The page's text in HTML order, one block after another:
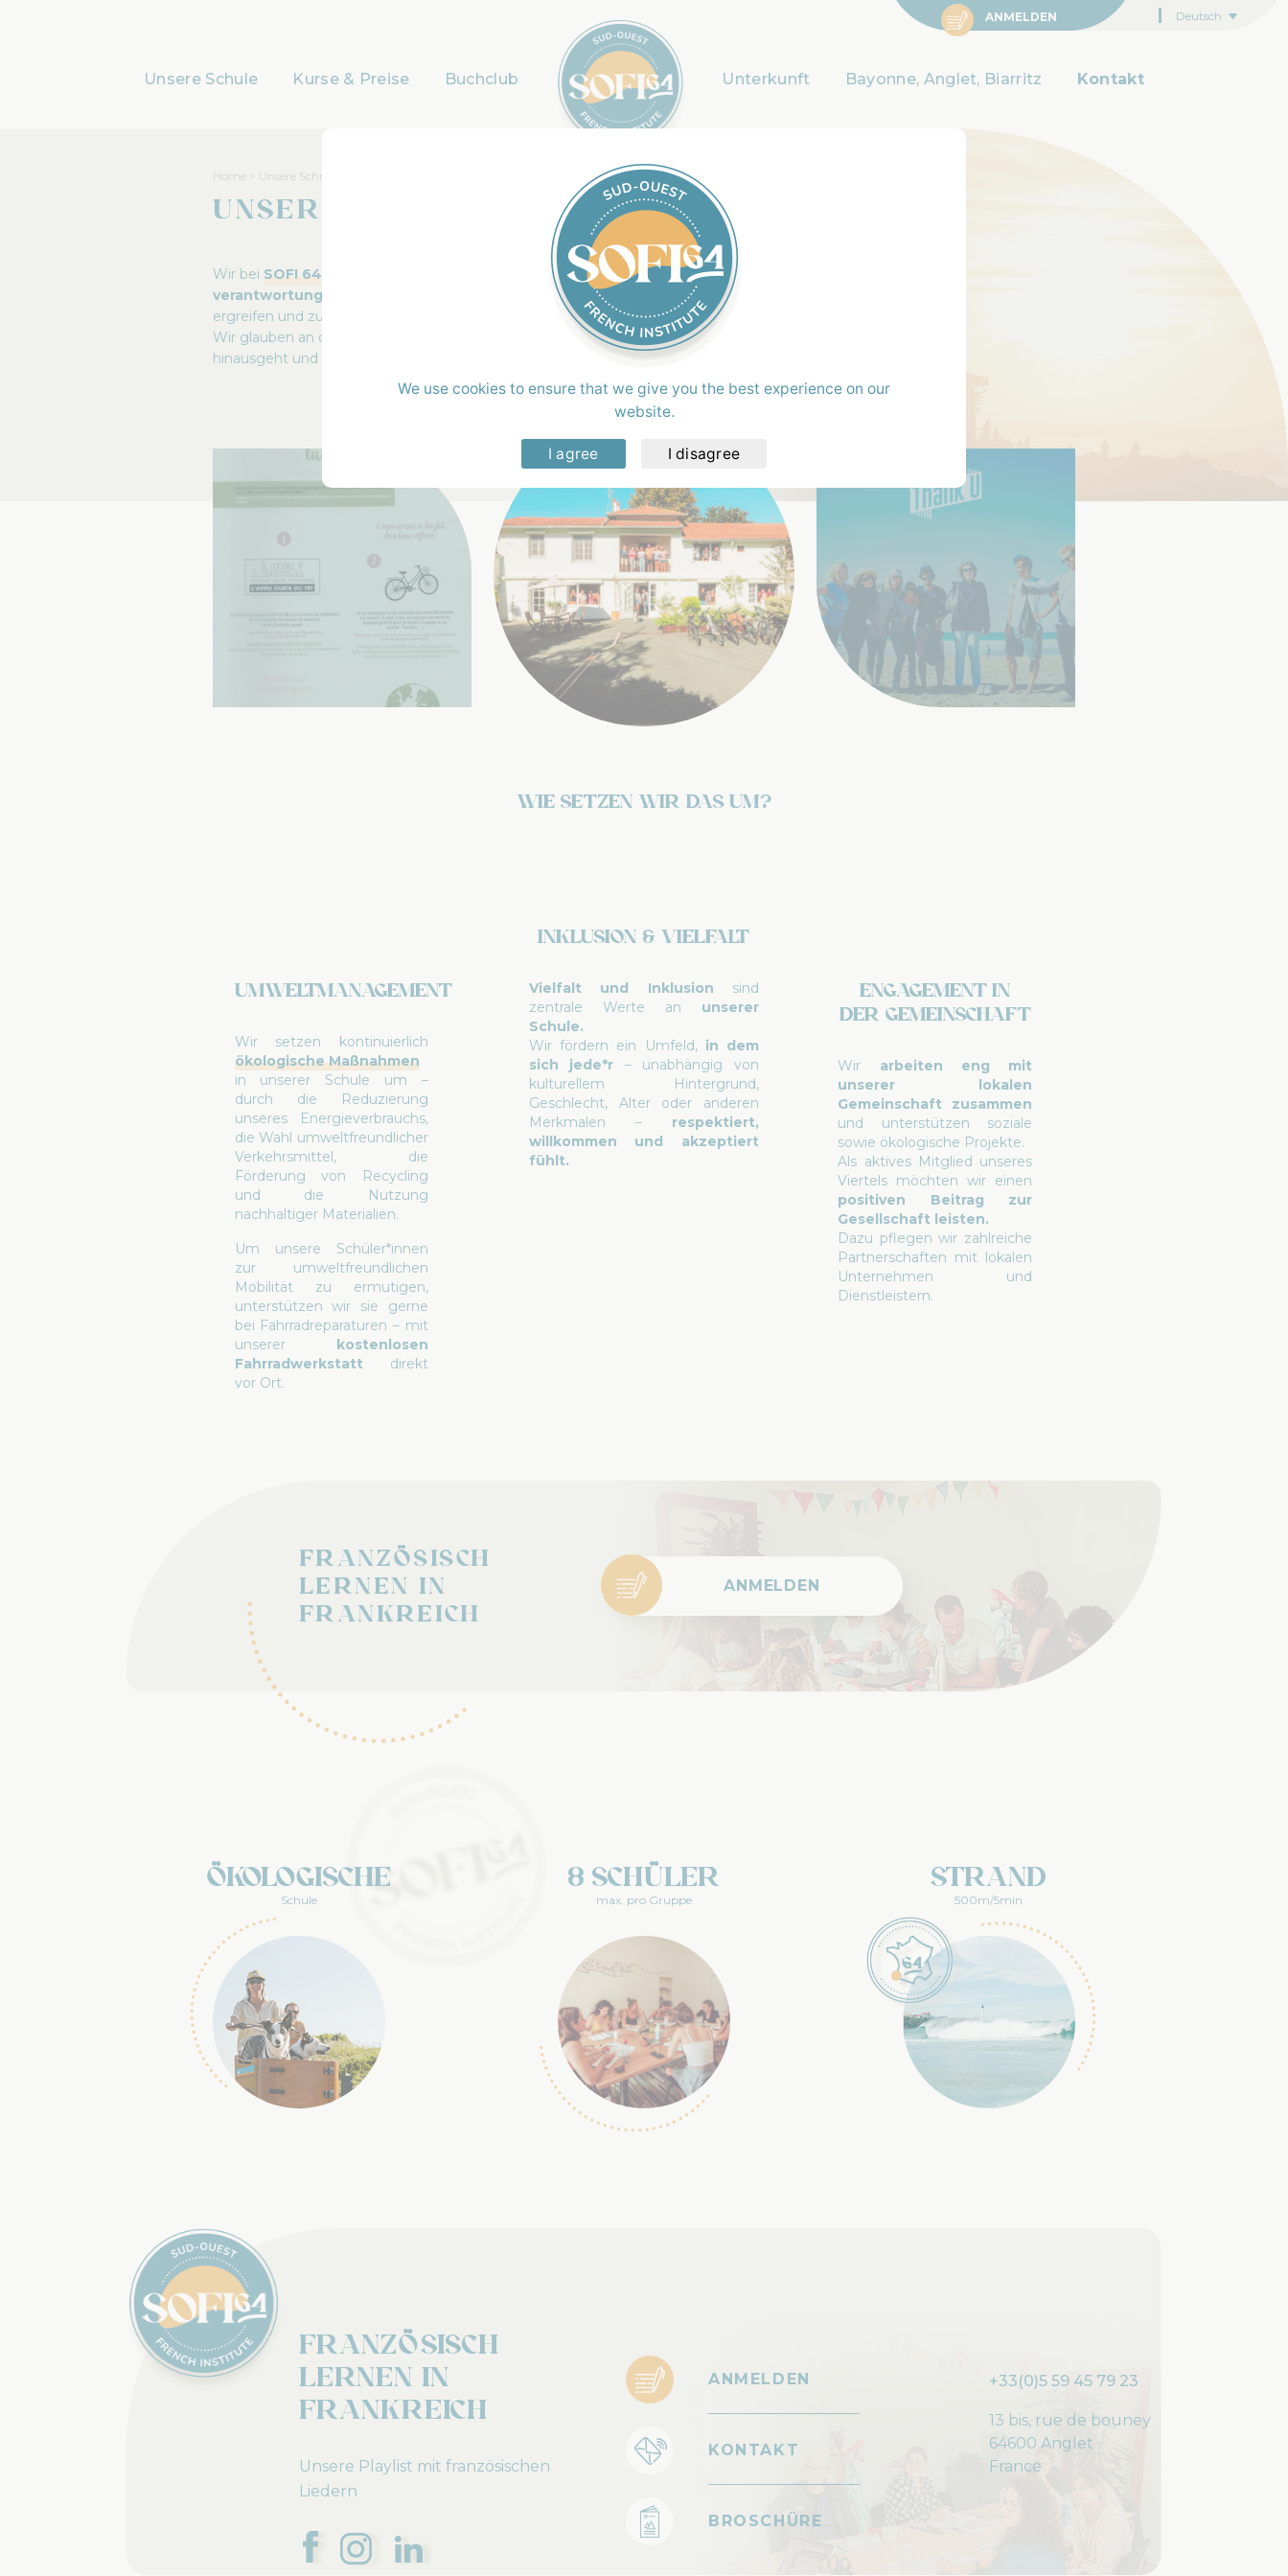
ANMELDEN Deutsch
Unsere Schule Kurse & Preise Buchclub Unterkunft Bayonne, Anglet, Biarritz Kontakt
Home Unsere Schule
Unser Engagement
Wir bei SOFI 64
unsere Aufgabe, als
verantwortungsbewusstes Unternehmen
konkrete Maßnahmen zu
ergreifen und zu einer besseren Zukunft beizutragen.
Wir glauben an die Bedeutung einer Bildung, die über sprachliche Grenzen
hinausgeht und einen
positiven Einfluss auf die Welt hat.
Wie setzen wir das um?
Umweltmanagement
Wir setzen kontinuierlich
ökologische Maßnahmen
in unserer Schule um –
durch die Reduzierung
unseres Energieverbrauchs,
die Wahl umweltfreundlicher
Verkehrsmittel, die
Förderung von Recycling
und die Nutzung
nachhaltiger Materialien.
Um unsere Schüler*innen
zur umweltfreundlichen
Mobilität zu ermutigen,
unterstützen wir sie gerne
bei Fahrradreparaturen – mit
unserer kostenlosen
Fahrradwerkstattdirekt
vor Ort.
Inklusion & Vielfalt
Vielfalt und Inklusion sind
zentrale Werte an unserer
Schule.
Wir fördern ein Umfeld, in dem
sich jede*r – unabhängig von
kulturellem Hintergrund,
Geschlecht, Alter oder anderen
Merkmalen – respektiert,
willkommen und akzeptiert
fühlt.
Engagement in
der Gemeinschaft
Wir arbeiten eng mit
unserer lokalen
Gemeinschaft zusammen
und unterstützen soziale
sowie ökologische Projekte.
Als aktives Mitglied unseres
Viertels möchten wir einen
positiven Beitrag zur
Gesellschaft leisten.
Dazu pflegen wir zahlreiche
Partnerschaften mit lokalen
Unternehmen und
Dienstleistern.
Französisch
lernen in
Frankreich
ANMELDEN
Ökologische
Schule
8 Schüler
max. pro Gruppe
Strand
500m/5min
Französisch
lernen in
Frankreich
Unsere Playlist mit französischen
Liedern
ANMELDEN
KONTAKT
BROSCHÜRE
+33(0)5 59 45 79 23
13 bis, rue de bouney
64600 Anglet
France
We use cookies to ensure that we give you the best experience on our
website.
I agree I disagree